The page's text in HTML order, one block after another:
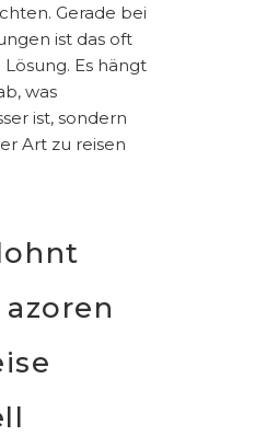
Gerade bei
ist das oft
Es hängt
was
ist, sondern
Art zu reisen